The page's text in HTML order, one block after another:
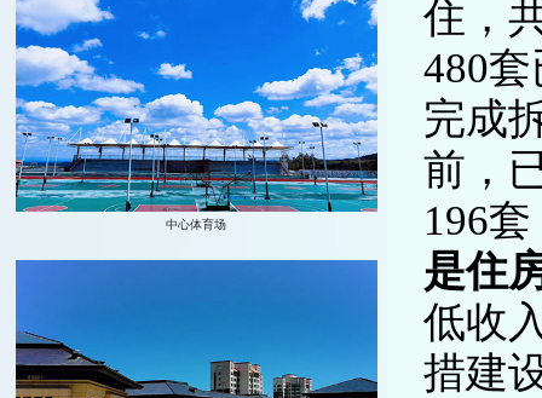
住，
480
完成
前，
196
是住
低收
措建